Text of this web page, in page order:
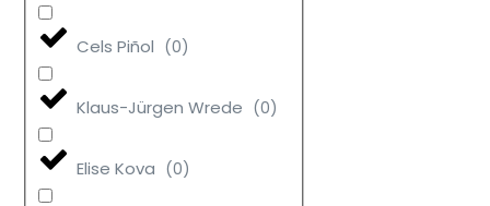
Cels Piñol (0)
Klaus-Jürgen Wrede (0)
Elise Kova (0)